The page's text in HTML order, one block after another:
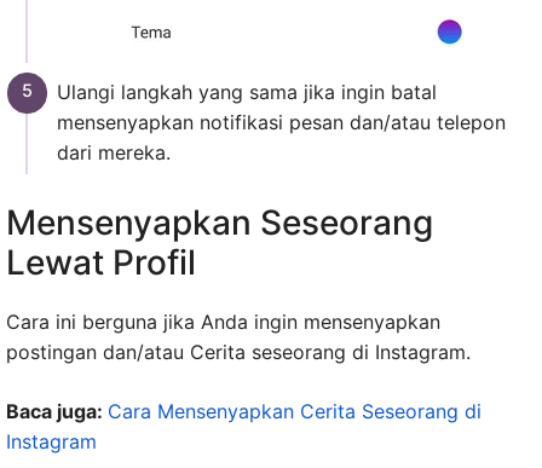
Ulangi langkah yang sama jika ingin batal
mensenyapkan notifikasi pesan dan/atau telepon
dari mereka.
Mensenyapkan Seseorang
Lewat Profil
Cara ini berguna jika Anda ingin mensenyapkan
postingan dan/atau Cerita seseorang di Instagram.
Baca juga: Cara Mensenyapkan Cerita Seseorang di
Instagram